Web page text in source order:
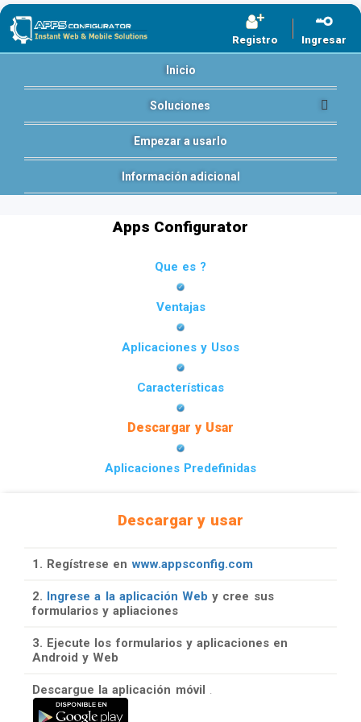
Registro Ingresar
Inicio
Soluciones
Empezar a usarlo
Información adicional
Apps Configurator
Que es ?
Ventajas
Aplicaciones y Usos
Características
Descargar y Usar
Aplicaciones Predefinidas
Descargar y usar
1. Regístrese enwww.appsconfig.com
2. Ingrese a la aplicación Weby cree sus
formularios y apliaciones
3. Ejecute los formularios y aplicaciones en
Android y Web
Descargue la aplicación móvil .